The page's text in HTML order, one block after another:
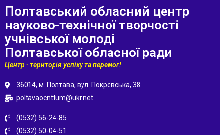
Полтавський обласний центр
науково-технічної творчості
учнівської молоді
Полтавської обласної ради
Центр - територія успіху та перемог!
36014, м. Полтава, вул. Покровська, 38
poltavaocnttum@ukr.net
(0532) 56-24-85
(0532) 50-04-51